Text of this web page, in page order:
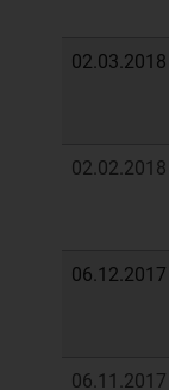
02.03.2018
02.02.2018
06.12.2017
06.11.2017